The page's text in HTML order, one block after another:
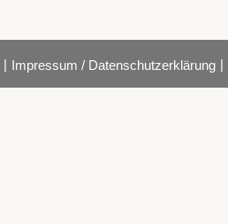
| Impressum / Datenschutzerklärung |